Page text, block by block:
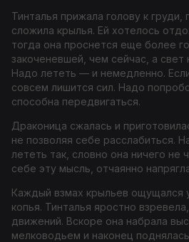
Тинталья прижала голову к
сложила крылья. Ей хотелось
тогда она проснется еще более
закоченевшей, чем сейчас, а свет
Надо лететь — и немедленно.
совсем лишится сил. Надо
способна передвигаться.
Драконица сжалась и
не позволяя себе расслабиться.
лететь так, словно она ничего не
себе эту мысль, отчаянно
Каждый взмах крыльев ощущался
копья. Тинталья яростно
движений. Вскоре она набрала
мелководьем и наконец